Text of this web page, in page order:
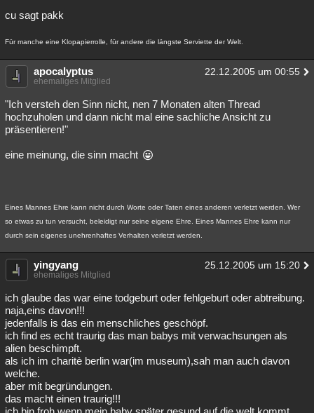
cu sagt pakk
Für manche eine Klopapierrolle, für andere die längste Serviette der Welt.
apocalyptus 22.12.2005 um 00:55
ehemaliges Mitglied
"Ich versteh den Sinn nicht, nen 7 Monaten alten Thread
hochzuholen und dann nicht mal eine sachliche Ansicht zu
präsentieren!"
eine meinung, die sinn macht
Eines Mannes Ehre kann nicht durch Worte oder Taten eines anderen verletzt werden. Wer
so etwas zu tun versucht, beleidigt nur seine eigene Ehre. Eines Mannes Ehre kann nur
durch sein eigenes unehrenhaftes Verhalten verletzt werden.
yingyang 25.12.2005 um 15:20
ehemaliges Mitglied
ich glaube das war eine todgeburt oder fehlgeburt oder abtreibung.
naja,eins davon!!!
jedenfalls is das ein menschliches geschöpf.
ich find es echt traurig das man babys mit verwachsungen als
alien beschimpft.
als ich im charitè berlin war(im museum),sah man auch davon
welche.
aber mit begründungen.
das macht einen traurig!!!